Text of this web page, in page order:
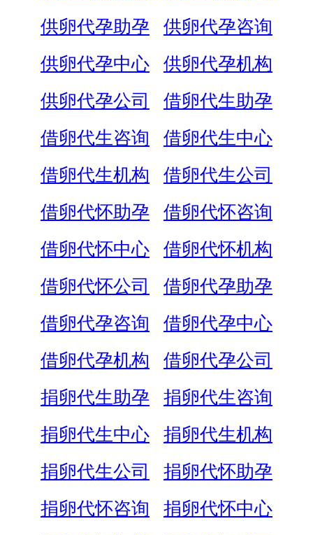
供卵代孕助孕
供卵代孕咨询
供卵代孕中心
供卵代孕机构
供卵代孕公司
借卵代生助孕
借卵代生咨询
借卵代生中心
借卵代生机构
借卵代生公司
借卵代怀助孕
借卵代怀咨询
借卵代怀中心
借卵代怀机构
借卵代怀公司
借卵代孕助孕
借卵代孕咨询
借卵代孕中心
借卵代孕机构
借卵代孕公司
捐卵代生助孕
捐卵代生咨询
捐卵代生中心
捐卵代生机构
捐卵代生公司
捐卵代怀助孕
捐卵代怀咨询
捐卵代怀中心